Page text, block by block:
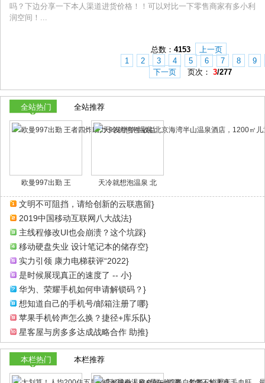
吗？下边分享一下本人渠道进货价格！！可以对比一下零售商家有多小利
润空间！...
总数： 4153
上一页
1
2 3 4 5 6 7 8
9
下一页
页次： 3/277
全站热门 全站推荐
欧曼997出勤 王 天冷就想泡温泉 北
文明不可阻挡，请给创新的云联惠留}
2019中国移动互联网八大战法}
主线程修改UI也会崩溃？这个坑踩}
移动硬盘失业 设计笔记本的储存空}
实力引领 康力电梯获评“2022}
是时候展现真正的速度了 -- 小}
华为、荣耀手机如何申请解锁码？}
想知道自己的手机号/邮箱注册了哪}
苹果手机铃声怎么换？捷径+库乐队}
星客屋与房多多达成战略合作 助推}
本栏热门 本栏推荐